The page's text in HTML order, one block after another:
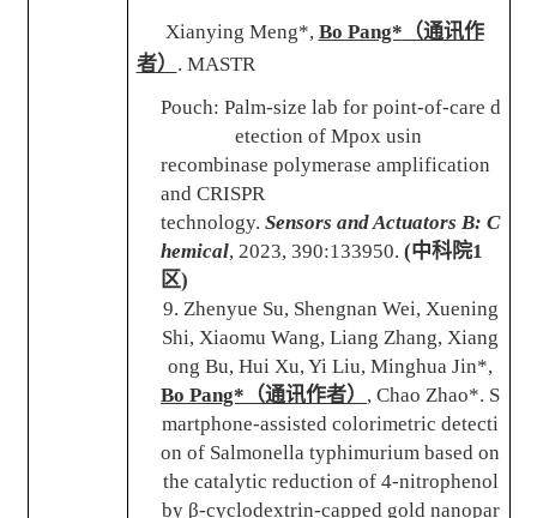
Xianying Meng*, Bo Pang* （通讯作
者） . MASTR
Pouch: Palm-size lab for point-of-care d
etection of Mpox usin
recombinase polymerase amplification
and CRISPR
technology. Sensors and Actuators B: C
hemical, 2023, 390:133950. (中科院1
区)
9. Zhenyue Su, Shengnan Wei, Xuening
Shi, Xiaomu Wang, Liang Zhang, Xiang
ong Bu, Hui Xu, Yi Liu, Minghua Jin*,
Bo Pang* （通讯作者） , Chao Zhao*. S
martphone-assisted colorimetric detecti
on of Salmonella typhimurium based on
the catalytic reduction of 4-nitrophenol
by β-cyclodextrin-capped gold nanopar